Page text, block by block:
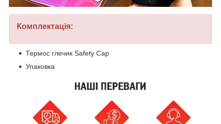
Комплектація:
Термос глечик Safety Cap
Упаковка